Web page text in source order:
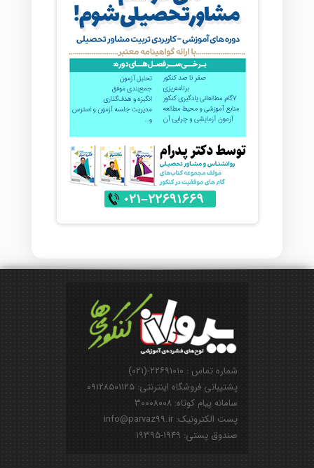
شماره تماس : ۲۲۶۹۱۰۱۰-(۰۲۱)
پشتیبانی فروشگاه اینترنتی: ۰۹۱۲۸۵۰۱۱۲۵
سامانه پیام کوتاه: ۳۰۰۰۸۰۰۸
پست الکترونیک: info@parvaz99.ir
صندوق پستی: ۱۹۴۹-۱۹۳۹۵